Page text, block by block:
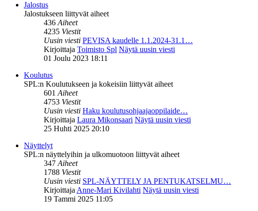
Jalostus
Jalostukseen liittyvät aiheet
436Aiheet
4235 Viestit
Uusin viesti PEVISA kaudelle 1.1.2024-31.1…
Kirjoittaja Toimisto Spl Näytä uusin viesti
01 Joulu 2023 18:11
Koulutus
SPL:n Koulutukseen ja kokeisiin liittyvät aiheet
601Aiheet
4753 Viestit
Uusin viesti Haku koulutusohjaajaoppilaide…
Kirjoittaja Laura Mikonsaari Näytä uusin viesti
25 Huhti 2025 20:10
Näyttelyt
SPL:n näyttelyihin ja ulkomuotoon liittyvät aiheet
347Aiheet
1788 Viestit
Uusin viesti SPL-NÄYTTELY JA PENTUKATSELMU…
KirjoittajaAnne-Mari Kivilahti Näytä uusin viesti
19 Tammi 2025 11:05